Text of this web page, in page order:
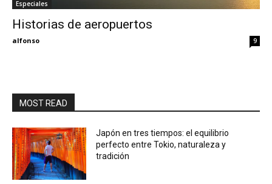
Especiales
Historias de aeropuertos
alfonso 9
MOST READ
Japón en tres tiempos: el equilibrio
perfecto entre Tokio, naturaleza y
tradición